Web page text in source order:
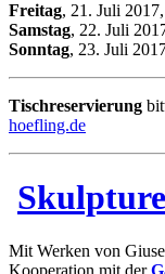
Freitag, 21. Juli
Samstag, 22. Juli
Sonntag, 23. Juli
Tischreservierung
hoefling.de
Mit Werken von
Kooperation mit der